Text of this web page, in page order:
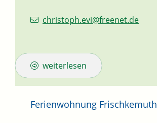
christoph.evi@freenet.de
weiterlesen
Ferienwohnung Frischkemuth